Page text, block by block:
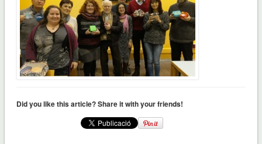
Did you like this article? Share it with your friends!